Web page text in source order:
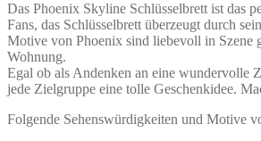
Das Phoenix Skyline Schlüsselbrett ist das
Fans, das Schlüsselbrett überzeugt durch
Motive von Phoenix sind liebevoll in Szene
Wohnung.
Egal ob als Andenken an eine wundervolle
jede Zielgruppe eine tolle Geschenkidee.
Folgende Sehenswürdigkeiten und Motive